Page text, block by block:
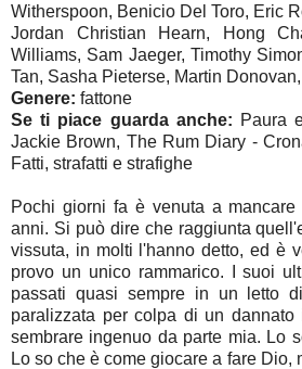
Witherspoon, Benicio Del Toro, Eric
Jordan Christian Hearn, Hong
Williams, Sam Jaeger, Timothy
Tan, Sasha Pieterse, Martin
Genere: fattone
Se ti piace guarda anche: Paura
Jackie Brown, The Rum Diary -
Fatti, strafatti e strafighe
Pochi giorni fa è venuta a
anni. Si può dire che raggiunta
vissuta, in molti l'hanno detto, ed è
provo un unico rammarico. I suoi
passati quasi sempre in un letto
paralizzata per colpa di un
sembrare ingenuo da parte mia. Lo
Lo so che è come giocare a fare Dio,